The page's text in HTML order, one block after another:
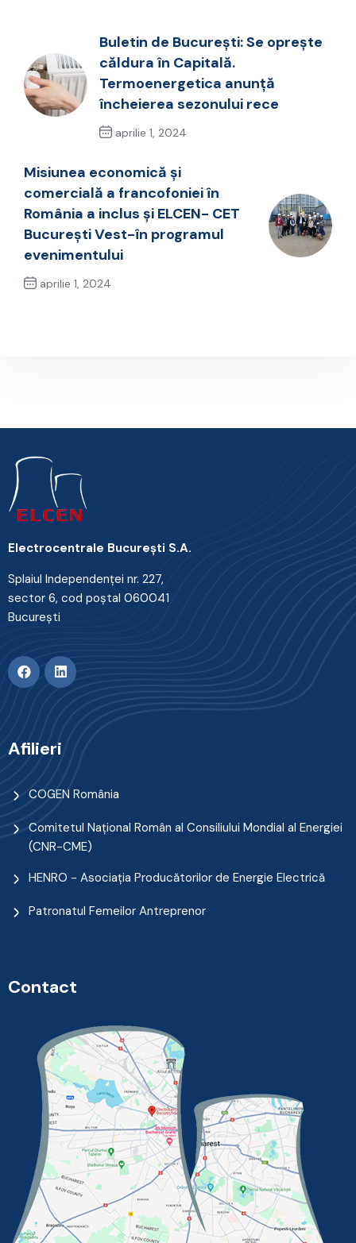
Buletin de București: Se oprește
căldura în Capitală.
Termoenergetica anunță
încheierea sezonului rece
aprilie 1, 2024
Misiunea economică și
comercială a francofoniei în
România a inclus și ELCEN- CET
București Vest-în programul
evenimentului
aprilie 1, 2024
Electrocentrale Bucureşti S.A.
Splaiul Independenţei nr. 227,
sector 6, cod poştal 060041
Bucureşti
Afilieri
COGEN România
Comitetul Naţional Român al Consiliului Mondial al Energiei
(CNR-CME)
HENRO - Asociația Producătorilor de Energie Electrică
Patronatul Femeilor Antreprenor
Contact